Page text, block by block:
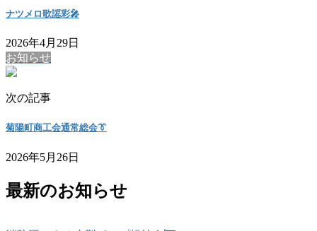
ナツメロ歌謡彩🎤
2026年4月29日
お知らせ
次の記事
菊陽町商工会通常総会👔
2026年5月26日
最新のお知らせ